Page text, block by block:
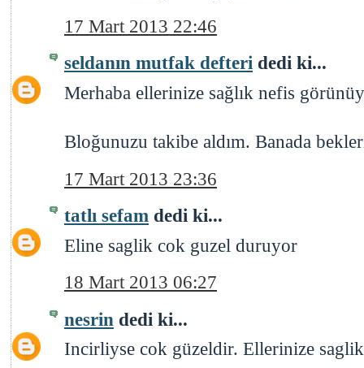
17 Mart 2013 22:46
seldanın mutfak defteri dedi ki...
Merhaba ellerinize sağlık nefis
Bloğunuzu takibe aldım. Banada
17 Mart 2013 23:36
tatlı sefam dedi ki...
Eline saglik cok guzel duruyor
18 Mart 2013 06:27
nesrin dedi ki...
Incirliyse cok güzeldir. Ellerinize